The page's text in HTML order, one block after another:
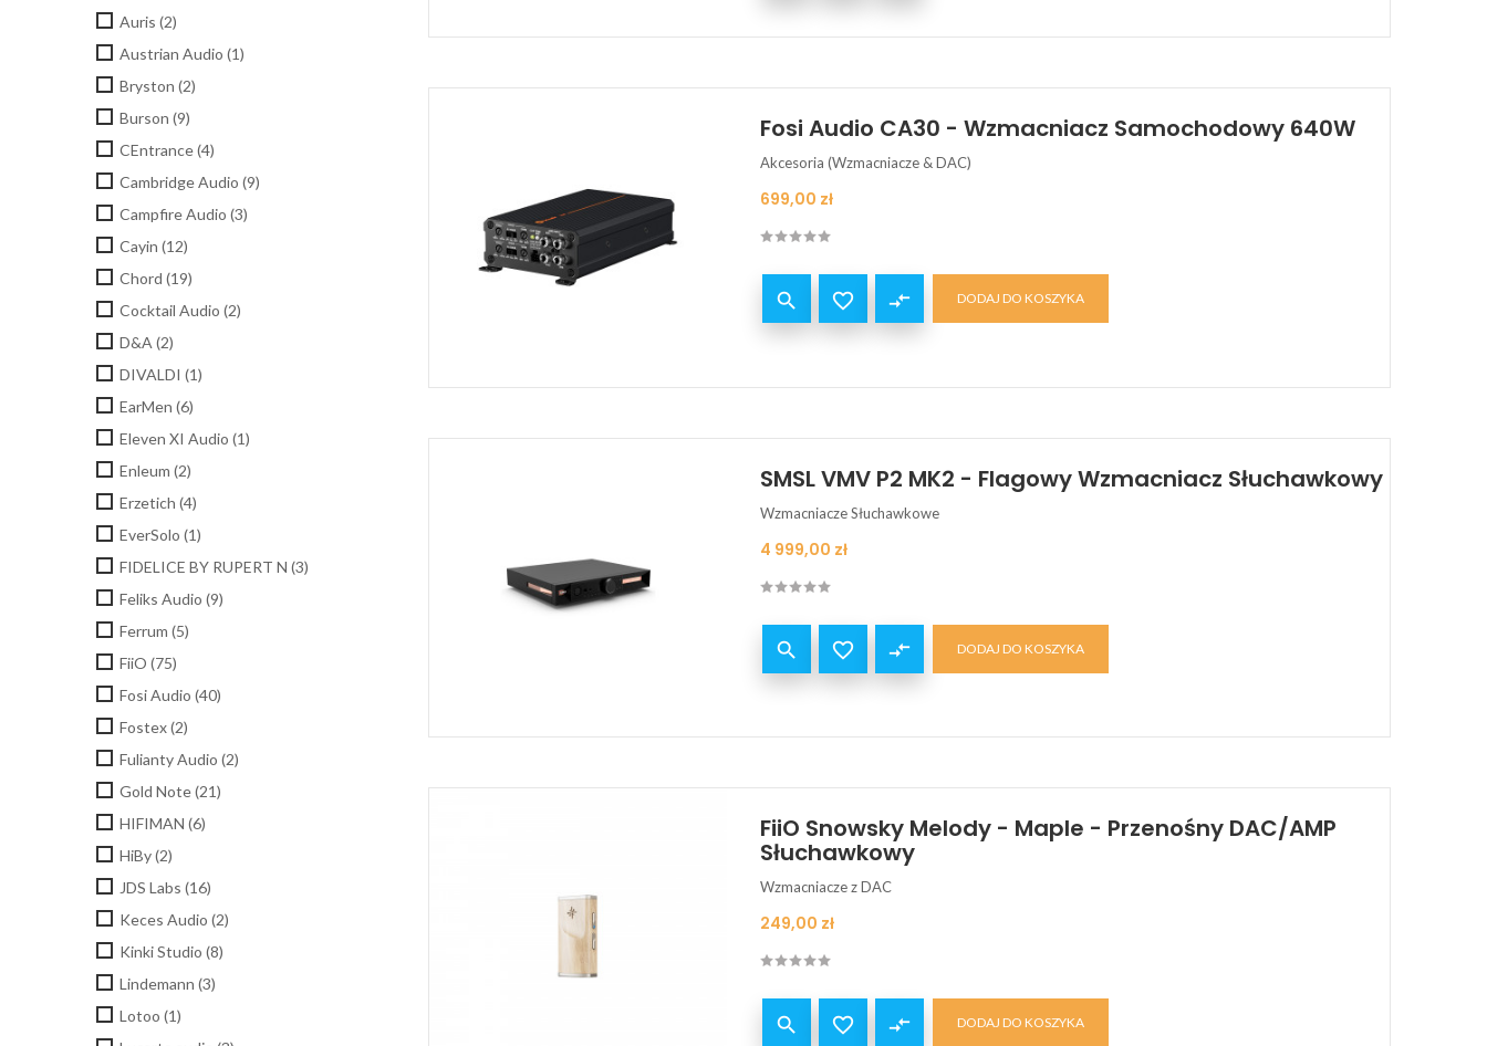
Auris (2)
Austrian Audio (1)
Bryston (2)
Burson (9)
CEntrance(4)
Cambridge Audio (9)
Campfire Audio (3)
Cayin (12)
Chord (19)
Cocktail Audio (2)
D&A (2)
DIVALDI (1)
EarMen (6)
Eleven XI Audio (1)
Enleum (2)
Erzetich (4)
EverSolo (1)
FIDELICE BY RUPERT N (3)
Feliks Audio (9)
Ferrum (5)
FiiO (75)
Fosi Audio (40)
Fostex(2)
Fulianty Audio (2)
Gold Note(21)
HIFIMAN (6)
HiBy(2)
JDS Labs (16)
Keces Audio (2)
Kinki Studio (8)
Lindemann (3)
Lotoo (1)
Fosi Audio CA30 - Wzmacniacz Samochodowy 640W
Akcesoria (Wzmacniacze & DAC)
Cena
699,00 zł
  compare_arrows DODAJ DO KOSZYKA
SMSL VMV P2 MK2 - Flagowy Wzmacniacz Słuchawkowy
Wzmacniacze Słuchawkowe
Cena
4 999,00 zł
  compare_arrows DODAJ DO KOSZYKA
FiiO Snowsky Melody - Maple - Przenośny DAC/AMP
Słuchawkowy
Wzmacniacze z DAC
Cena
249,00 zł
  compare_arrows DODAJ DO KOSZYKA